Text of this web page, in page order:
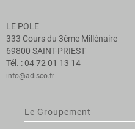
LE POLE
333 Cours du 3ème Millénaire
69800 SAINT-PRIEST
Tél. : 04 72 01 13 14
info@adisco.fr
Le Groupement